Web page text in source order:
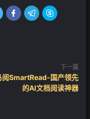
  
下一篇
阅SmartRead-国产领先
的AI文档阅读神器